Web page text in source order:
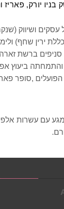
יורק, פאריז
ושיווק
ירין שחף)
ברשת זארה
והתמחתה ביעוץ
,סופר
עם עשרות